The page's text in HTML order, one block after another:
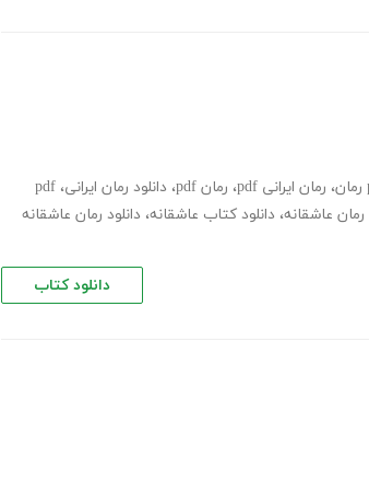
، رمان ایرانی pdf ، رمان pdf ، دانلود رمان ایرانی، pdf
رمان عاشقانه، دانلود کتاب عاشقانه، دانلود رمان عاشقانه
دانلود کتاب